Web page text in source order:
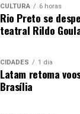
CULTURA 6 horas
Rio Preto se
teatral Rildo
CIDADES 1 dia
Latam retoma
Brasília